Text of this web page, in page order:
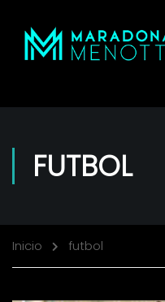
FUTBOL
Inicio futbol